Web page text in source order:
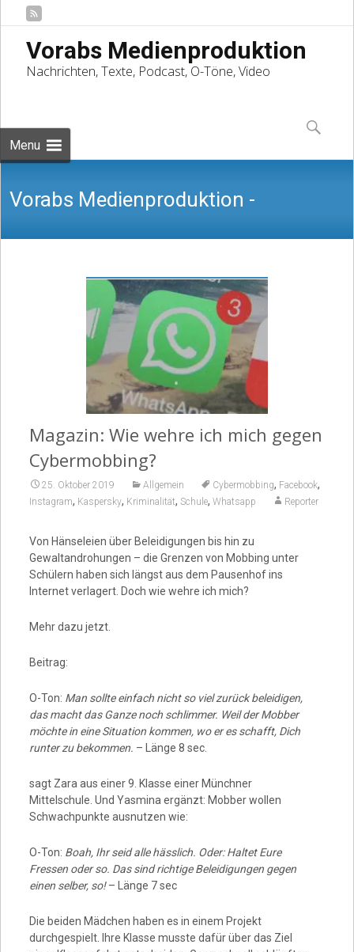
Vorabs Medienproduktion
Nachrichten, Texte, Podcast, O-Töne, Video
Menu
to
content
Suchen
nach:
Vorabs Medienproduktion -
Nachrichten, Texte, Podcast, O-Töne,
Magazin: Wie wehre ich mich gegen
Cybermobbing?
25. Oktober 2019 Allgemein Cybermobbing, Facebook,
Instagram, Kaspersky, Kriminalität, Schule, Whatsapp Reporter
Von Hänseleien über Beleidigungen bis hin zu
Gewaltandrohungen – die Grenzen von Mobbing unter
Schülern haben sich längst aus dem Pausenhof ins
Internet verlagert. Doch wie wehre ich mich?
Mehr dazu jetzt.
Beitrag:
O-Ton: Man sollte einfach nicht so viel zurück beleidigen,
das macht das Ganze noch schlimmer. Weil der Mobber
möchte in eine Situation kommen, wo er es schafft, Dich
runter zu bekommen. – Länge 8 sec.
sagt Zara aus einer 9. Klasse einer Münchner
Mittelschule. Und Yasmina ergänzt: Mobber wollen
Schwachpunkte ausnutzen wie:
O-Ton: Boah, Ihr seid alle hässlich. Oder: Haltet Eure
Fressen oder so. Das sind richtige Beleidigungen gegen
einen selber, so!– Länge 7 sec
Die beiden Mädchen haben es in einem Projekt
durchgespielt. Ihre Klasse musste dafür über das Ziel